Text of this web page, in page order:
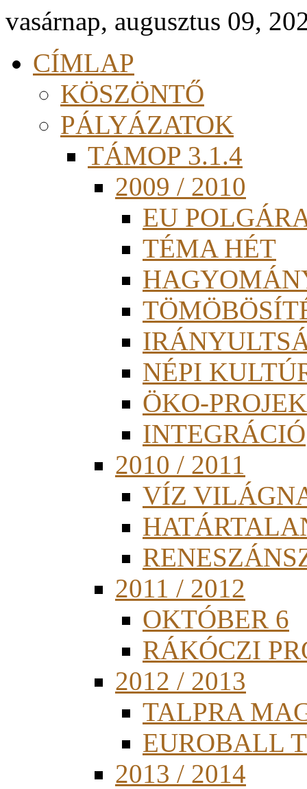
vasárnap, augusztus 09,
CÍMLAP
KÖSZÖNTŐ
PÁLYÁZATOK
TÁMOP 3.1.4
2009 / 2010
EU
TÉMA HÉT
NÉPI
ÖKO-
INTEGRÁCIÓ
2010 / 2011
VÍZ
2011 / 2012
OKTÓBER 6
RÁKÓCZI
2012 / 2013
TALPRA
EUROBALL
2013 / 2014